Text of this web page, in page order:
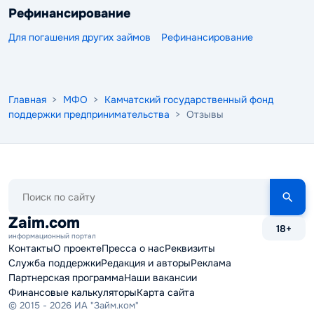
Рефинансирование
Для погашения других займов Рефинансирование
Главная > МФО > Камчатский государственный фонд
поддержки предпринимательства > Отзывы
сайту
Zaim.com
информационный портал
18+
КонтактыО проектеПресса о насРеквизиты
Служба поддержкиРедакция и авторыРеклама
Партнерская программаНаши вакансии
Финансовые калькуляторыКарта сайта
© 2015 - 2026 ИА "Займ.ком"